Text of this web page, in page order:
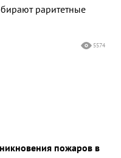
раритетные
5574
пожаров в